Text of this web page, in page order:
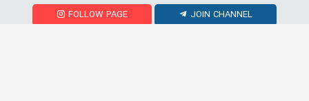
FOLLOW PAGE JOIN CHANNEL